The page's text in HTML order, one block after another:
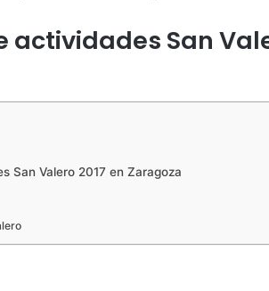
actividades San
San Valero 2017 en Zaragoza